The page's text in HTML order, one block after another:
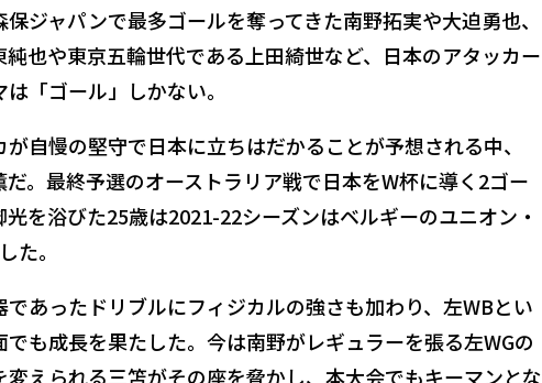
ジャパンで最多ゴールを奪ってきた南野拓実や大迫勇也、
也や東京五輪世代である上田綺世など、日本のアタッカー
「ゴール」しかない。
自慢の堅守で日本に立ちはだかることが予想される中、
。最終予選のオーストラリア戦で日本をW杯に導く2ゴー
を浴びた25歳は2021-22シーズンはベルギーのユニオン・
た。
あったドリブルにフィジカルの強さも加わり、左WBとい
も成長を果たした。今は南野がレギュラーを張る左WGの
えられる三笘がその座を脅かし、本大会でもキーマンとな